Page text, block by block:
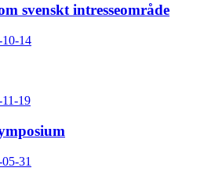
svenskt intresse­område
10-14
19
31